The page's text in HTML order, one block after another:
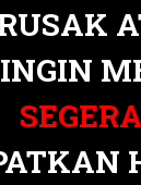
INGIN